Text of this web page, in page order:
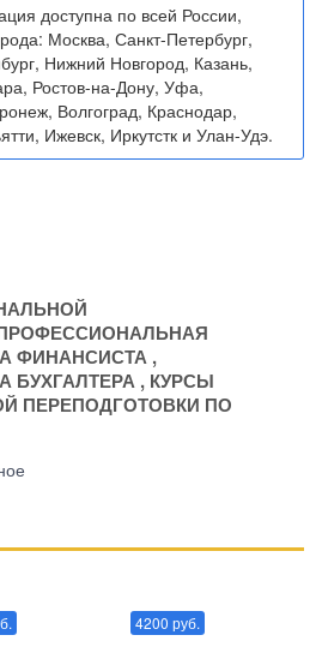
доступна по всей России,
Москва, Санкт-Петербург,
Нижний Новгород, Казань,
Ростов-на-Дону, Уфа,
Волгоград, Краснодар,
Ижевск, Иркутстк и Улан-Удэ.
ФИНАНСИСТА ,
БУХГАЛТЕРА , КУРСЫ
ПЕРЕПОДГОТОВКИ ПО
4200 руб.